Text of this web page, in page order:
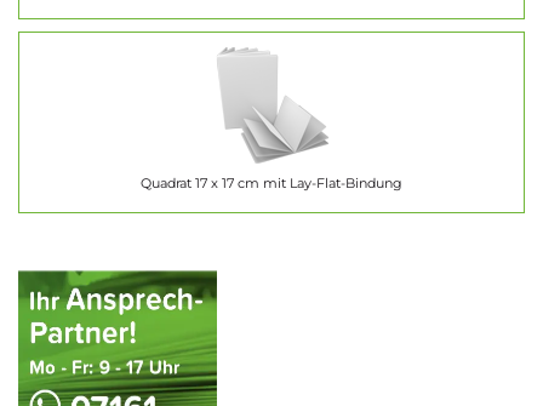
Quadrat 17 x 17 cm mit Lay-Flat-Bindung